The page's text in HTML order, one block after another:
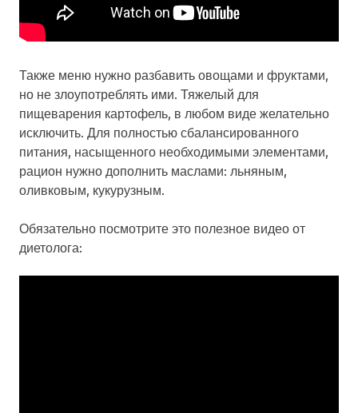
Также меню нужно разбавить овощами и фруктами,
но не злоупотреблять ими. Тяжелый для
пищеварения картофель, в любом виде желательно
исключить. Для полностью сбалансированного
питания, насыщенного необходимыми элементами,
рацион нужно дополнить маслами: льняным,
оливковым, кукурузным.
Обязательно посмотрите это полезное видео от
диетолога: